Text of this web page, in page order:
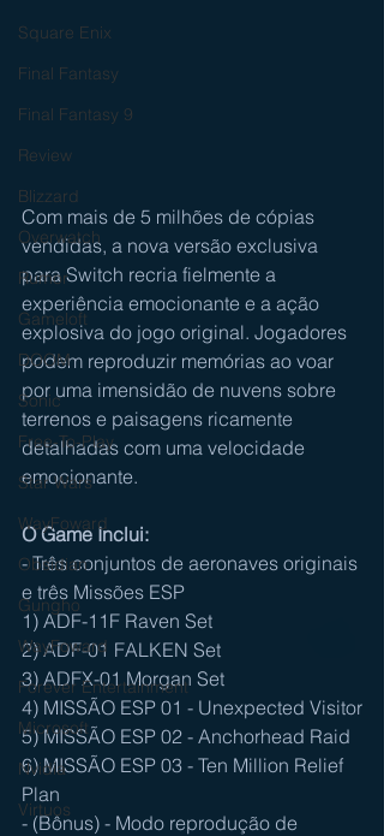
Square Enix
Final Fantasy
Final Fantasy 9
Review
Blizzard
Overwatch
Rumor
Gameloft
DOOM
Sonic
Free-To-Play
Star Wars
WayFoward
Obsidian
Gungho
WayFoward
Forever Entertainment
Microsoft
Nvidia
Virtuos
Com mais de 5 milhões de cópias
vendidas, a nova versão exclusiva
para Switch recria fielmente a
experiência emocionante e a ação
explosiva do jogo original. Jogadores
podem reproduzir memórias ao voar
por uma imensidão de nuvens sobre
terrenos e paisagens ricamente
detalhadas com uma velocidade
emocionante.
O Game Inclui:
- Três conjuntos de aeronaves originais
e três Missões ESP
1) ADF-11F Raven Set
2) ADF-01 FALKEN Set
3) ADFX-01 Morgan Set
4) MISSÃO ESP 01 - Unexpected Visitor
5) MISSÃO ESP 02 - Anchorhead Raid
6) MISSÃO ESP 03 - Ten Million Relief
Plan
- (Bônus) - Modo reprodução de